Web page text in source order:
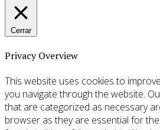
Cerrar
Privacy Overview
This website uses cookies to
you navigate through the website.
that are categorized as necessary
browser as they are essential for